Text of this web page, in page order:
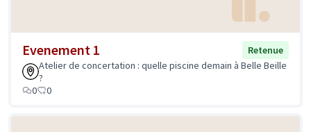
Evenement 1
Retenue
Atelier de concertation : quelle piscine demain à Belle Beille
?
0
0